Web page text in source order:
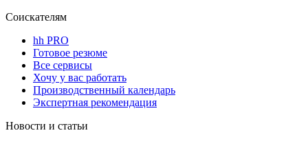
Соискателям
hh PRO
Готовое резюме
Все сервисы
Хочу у вас работать
Производственный календарь
Экспертная рекомендация
Новости и статьи